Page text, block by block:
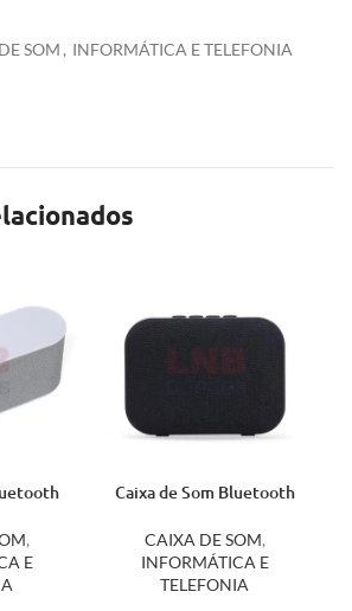
SOM , INFORMÁTICA E TELEFONIA
,
E
Caixa de Som Bluetooth
CAIXA DE SOM,
INFORMÁTICA E
TELEFONIA